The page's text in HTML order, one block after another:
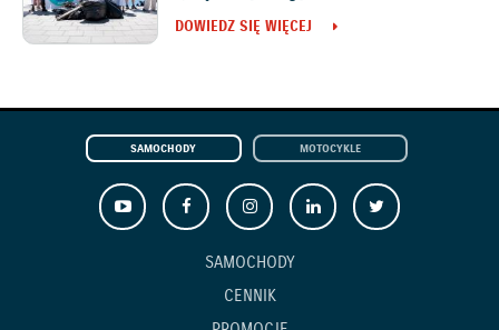
DOWIEDZ SIĘ WIĘCEJ
SAMOCHODY MOTOCYKLE
SAMOCHODY
CENNIK